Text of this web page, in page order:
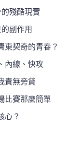
殘酷現實
副作用
東契奇的青春？
內線、快攻
責無旁貸
比賽那麼簡單
心？